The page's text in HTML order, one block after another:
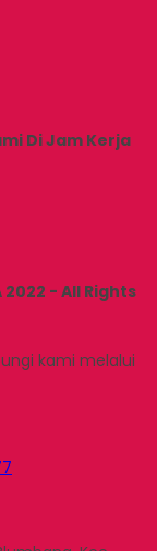
Di Jam Kerja
2022 - All Rights
kami melalui